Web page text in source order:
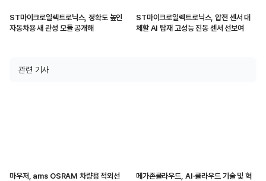
ST마이크로일렉트로닉스, 정확도 높인
자동차용 새 관성 모듈 공개해
ST마이크로일렉트로닉스, 압전 센서 대
체할 AI 탑재 고성능 진동 센서 선보여
관련 기사
마우저, ams OSRAM 차량용 적외선
메가존클라우드, AI·클라우드 기술 및 혁